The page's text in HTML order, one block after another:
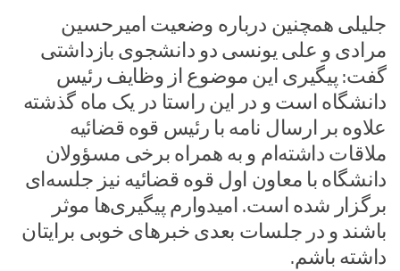
جلیلی همچنین درباره وضعیت امیرحسین
مرادی و علی یونسی دو دانشجوی بازداشتی
گفت: پیگیری این موضوع از وظایف رئیس
دانشگاه است و در این راستا در یک ماه گذشته
علاوه بر ارسال نامه با رئیس قوه قضائیه
ملاقات داشته‌ام و به همراه برخی مسؤولان
دانشگاه با معاون اول قوه قضائیه نیز جلسه‌ای
برگزار شده است. امیدوارم پیگیری‌ها موثر
باشند و در جلسات بعدی خبرهای خوبی برایتان
داشته باشم.